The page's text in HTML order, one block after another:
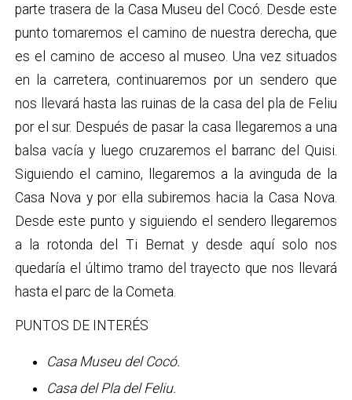
parte trasera de la Casa Museu del Cocó. Desde este
punto tomaremos el camino de nuestra derecha, que
es el camino de acceso al museo. Una vez situados
en la carretera, continuaremos por un sendero que
nos llevará hasta las ruinas de la casa del pla de Feliu
por el sur. Después de pasar la casa llegaremos a una
balsa vacía y luego cruzaremos el barranc del Quisi.
Siguiendo el camino, llegaremos a la avinguda de la
Casa Nova y por ella subiremos hacia la Casa Nova.
Desde este punto y siguiendo el sendero llegaremos
a la rotonda del Ti Bernat y desde aquí solo nos
quedaría el último tramo del trayecto que nos llevará
hasta el parc de la Cometa.
PUNTOS DE INTERÉS
Casa Museu del Cocó.
Casa del Pla del Feliu.